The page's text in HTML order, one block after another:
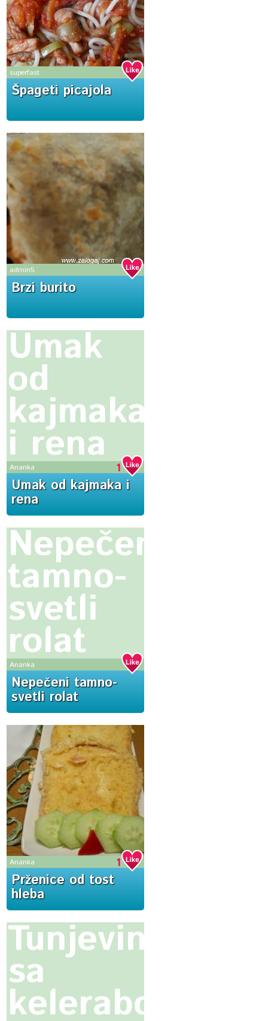
superfast
Špageti picajola
admin5
Brzi burito
Umak
od
kajmaka
i rena
Ananka 1
Umak od kajmaka i
rena
Nepečeni
tamno-
svetli
rolat
Ananka
Nepečeni tamno-
svetli rolat
Ananka 1
Prženice od tost
hleba
Tunjevina
sa
kelerabom